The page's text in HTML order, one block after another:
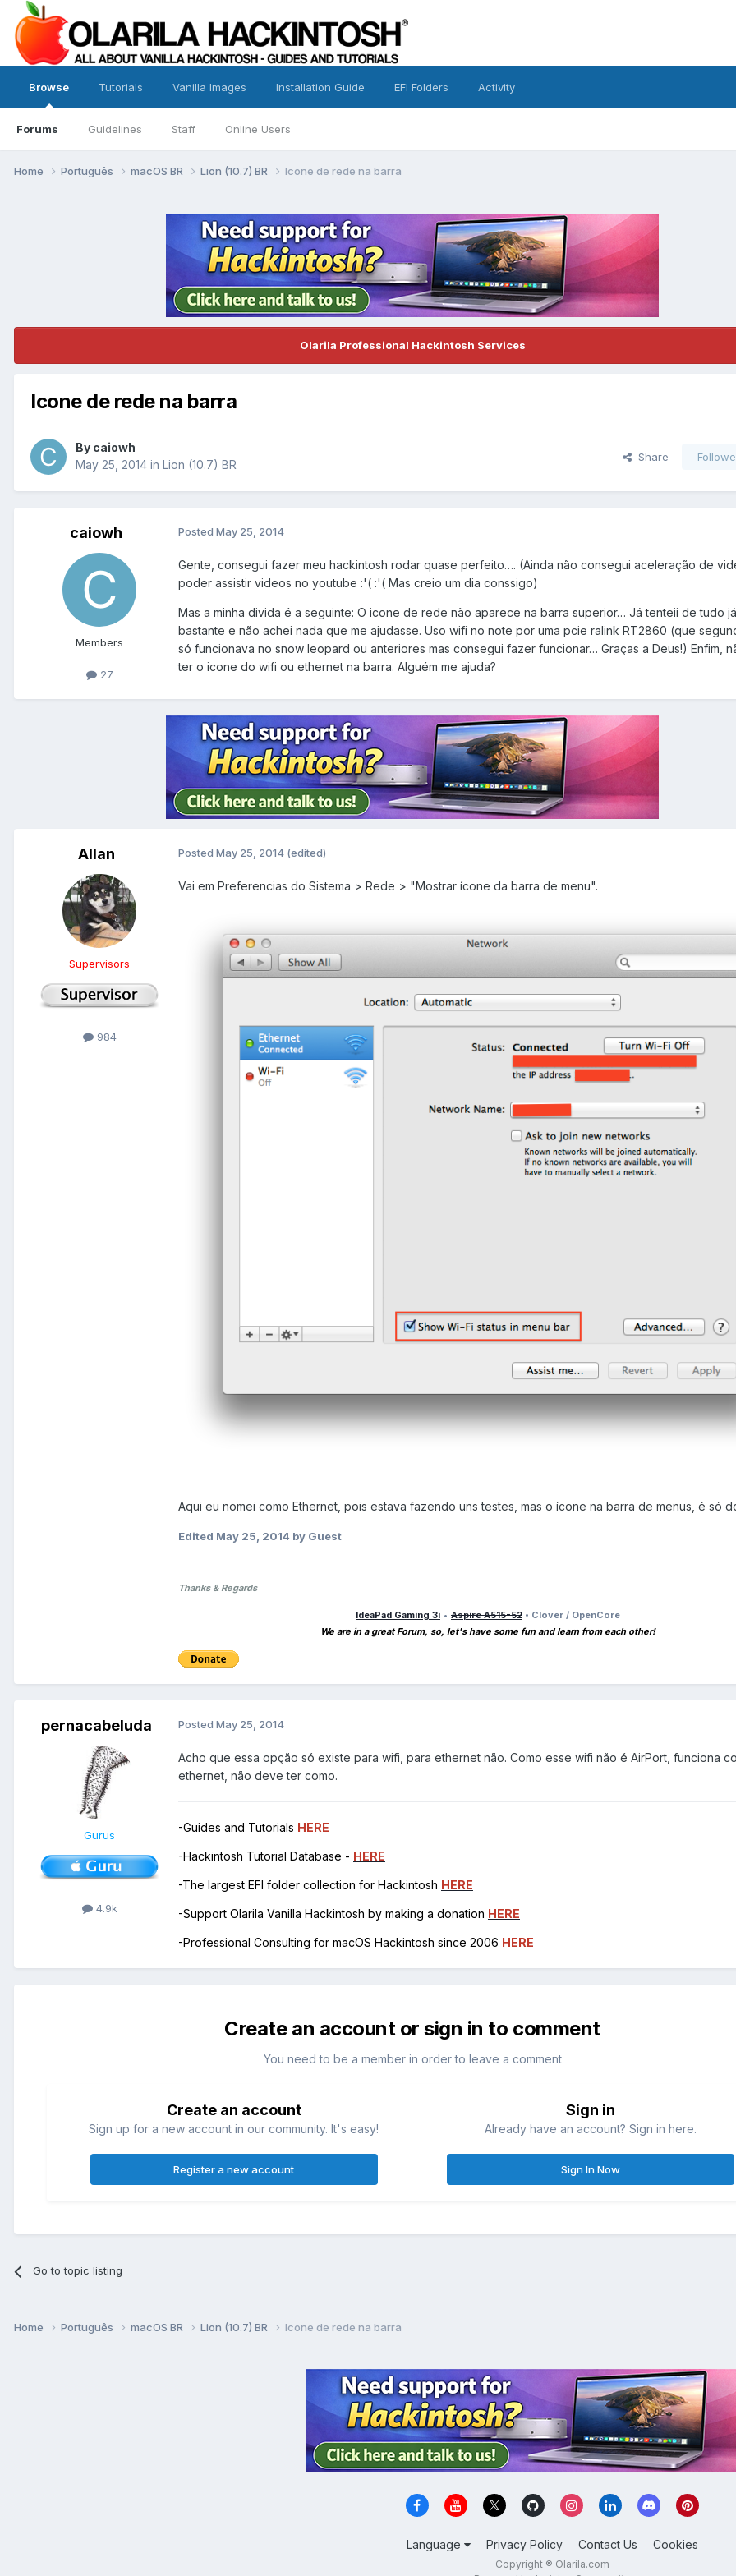
Browse
Forums Guidelines Staff Online Users
Tutorials Vanilla Images Installation Guide EFI Folders Activity
Home Português macOS BR Lion (10.7) BR Icone de rede na barra
Olarila Professional Hackintosh Services
Icone de rede na barra
By caiowh
May 25, 2014 in Lion (10.7) BR
Share
caiowh
Members
27
Posted May 25, 2014
Gente, consegui fazer meu hackintosh rodar quase perfeito…. (Ainda não consegui aceleração de
poder assistir videos no youtube :'( :'( Mas creio um dia conssigo)
Mas a minha divida é a seguinte: O icone de rede não aparece na barra superior… Já tenteii de tudo
bastante e não achei nada que me ajudasse. Uso wifi no note por uma pcie ralink RT2860 (que
só funcionava no snow leopard ou anteriores mas consegui fazer funcionar… Graças a Deus!) Enfim,
ter o icone do wifi ou ethernet na barra. Alguém me ajuda?
Allan
Supervisors
984
Posted May 25, 2014 (edited)
Vai em Preferencias do Sistema > Rede > "Mostrar ícone da barra de menu".
Aqui eu nomei como Ethernet, pois estava fazendo uns testes, mas o ícone na barra de menus, é só
Edited May 25, 2014 by Guest
Thanks & Regards
IdeaPad Gaming 3i • Aspire A515-52 • Clover / OpenCore
We are in a great Forum, so, let's have some fun and learn from each other!
pernacabeluda
Gurus
4.9k
Posted May 25, 2014
Acho que essa opção só existe para wifi, para ethernet não. Como esse wifi não é AirPort, funciona
ethernet, não deve ter como.
-Guides and Tutorials HERE
-Hackintosh Tutorial Database - HERE
-The largest EFI folder collection for Hackintosh HERE
-Support Olarila Vanilla Hackintosh by making a donation HERE
-Professional Consulting for macOS Hackintosh since 2006 HERE
Create an account or sign in to comment
You need to be a member in order to leave a comment
Create an account
Sign up for a new account in our community. It's easy!
Register a new account
Sign in
Already have an account? Sign in here.
Sign In Now
Go to topic listing
Home Português macOS BR Lion (10.7) BR Icone de rede na barra
Language Privacy Policy Contact Us Cookies
Copyright ® Olarila.com